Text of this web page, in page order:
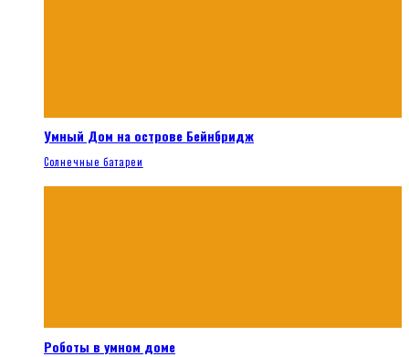
Умный Дом на острове Бейнбридж
Солнечные батареи
Роботы в умном доме